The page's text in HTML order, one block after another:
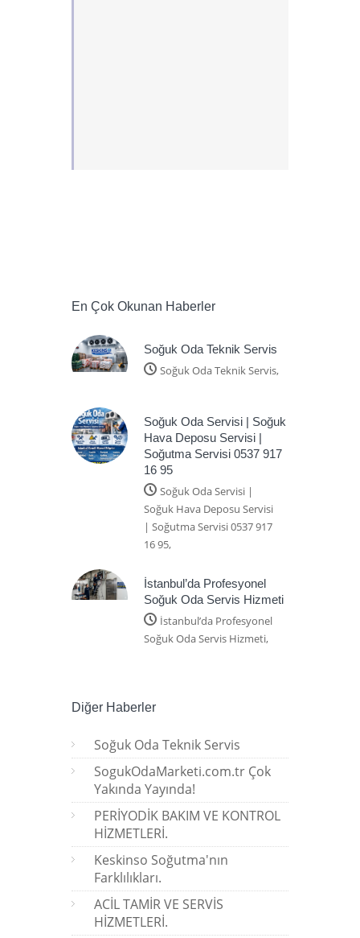
En Çok Okunan Haberler
Soğuk Oda Teknik Servis
Soğuk Oda Teknik Servis,
Soğuk Oda Servisi | Soğuk
Hava Deposu Servisi |
Soğutma Servisi 0537 917
16 95
Soğuk Oda Servisi |
Soğuk Hava Deposu Servisi
| Soğutma Servisi 0537 917
16 95,
İstanbul’da Profesyonel
Soğuk Oda Servis Hizmeti
İstanbul’da Profesyonel
Soğuk Oda Servis Hizmeti,
Diğer Haberler
Soğuk Oda Teknik Servis
SogukOdaMarketi.com.tr Çok
Yakında Yayında!
PERİYODİK BAKIM VE KONTROL
HİZMETLERİ.
Keskinso Soğutma'nın
Farklılıkları.
ACİL TAMİR VE SERVİS
HİZMETLERİ.